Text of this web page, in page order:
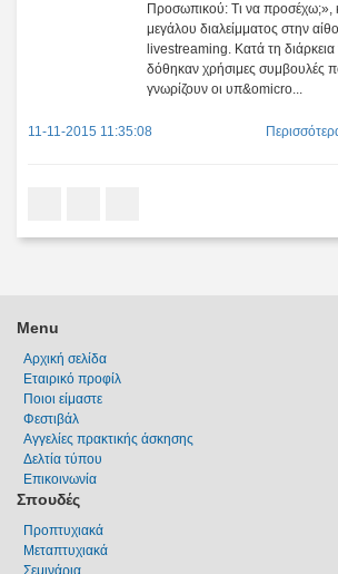
Προσωπικού: Τι να προσέχω;»,
μεγάλου διαλείμματος στην
livestreaming. Κατά τη διάρκεια
δόθηκαν χρήσιμες συμβουλές
γνωρίζουν οι υπ&omicro...
11-11-2015 11:35:08
Menu
Αρχική σελίδα
Εταιρικό προφίλ
Ποιοι είμαστε
Φεστιβάλ
Αγγελίες πρακτικής άσκησης
Δελτία τύπου
Επικοινωνία
Σπουδές
Προπτυχιακά
Μεταπτυχιακά